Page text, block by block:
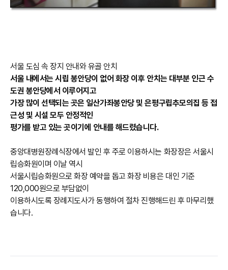
서울 도심 속 장지 안내와 유골 안치
서울 내에서는 시립 봉안당이 없어 화장 이후 안치는 대부분 인근 수
도권 봉안당에서 이루어지고
가장 많이 선택되는 곳은 일산가좌봉안당 및 은평구립추모의집 등 접
근성 및 시설 모두 안정적인
평가를 받고 있는 곳이기에 안내를 해드렸습니다.
중앙대병원장례식장에서 발인 후 주로 이용하시는 화장장은 서울시
립승화원이며 이날 역시
서울시립승화원으로 화장 예약을 돕고 화장 비용은 대인 기준
120,000원으로 부담없이
이용하시도록 장례지도사가 동행하여 절차 진행해드린 후 마무리했
습니다.